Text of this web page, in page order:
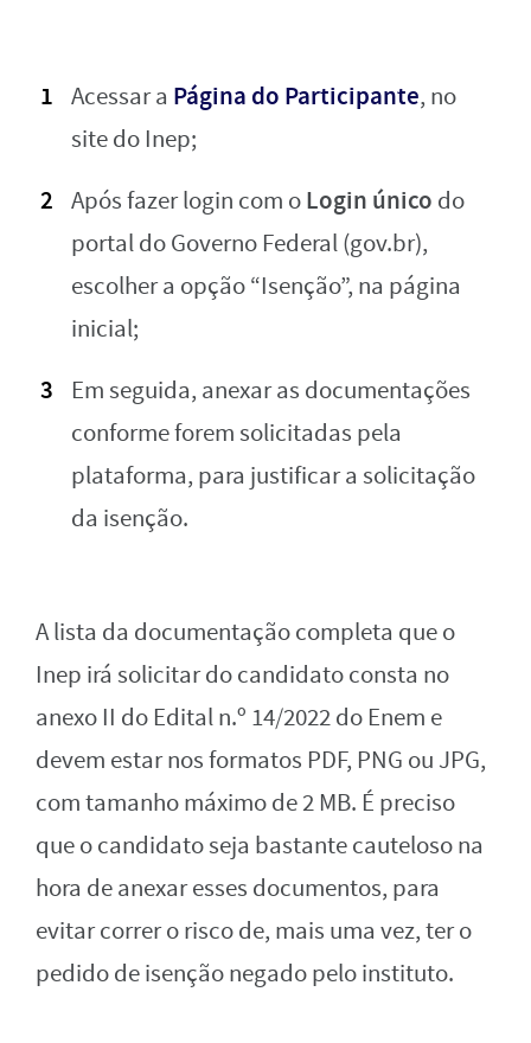
Acessar a Página do Participante, no
site do Inep;
Após fazer login com oLogin único do
portal do Governo Federal (gov.br),
escolher a opção “Isenção”, na página
inicial;
Em seguida, anexar as documentações
conforme forem solicitadas pela
plataforma, para justificar a solicitação
da isenção.
A lista da documentação completa que o
Inep irá solicitar do candidato consta no
anexo II do Edital n.º 14/2022 do Enem e
devem estar nos formatos PDF, PNG ou JPG,
com tamanho máximo de 2 MB. É preciso
que o candidato seja bastante cauteloso na
hora de anexar esses documentos, para
evitar correr o risco de, mais uma vez, ter o
pedido de isenção negado pelo instituto.